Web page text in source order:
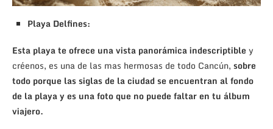
Playa Delfines:
Esta playa te ofrece una vista panorámica indescriptible y
créenos, es una de las mas hermosas de todo Cancún, sobre
todo porque las siglas de la ciudad se encuentran al fondo
de la playa y es una foto que no puede faltar en tu álbum
viajero.